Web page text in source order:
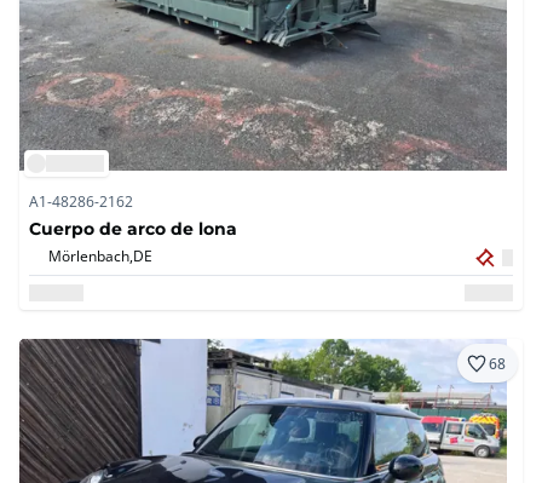
A1-48286-2162
Cuerpo de arco de lona
Mörlenbach,DE
68